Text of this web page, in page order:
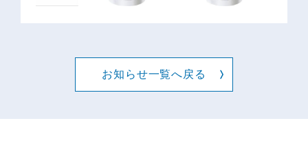
お知らせ一覧へ戻る